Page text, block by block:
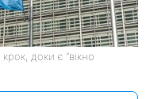
доки є "вікно